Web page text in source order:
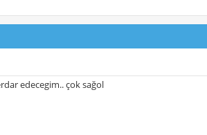
edecegim.. çok sağol